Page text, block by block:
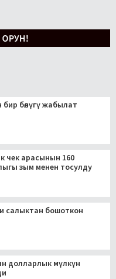
бир бөлүгү жабылат
чек арасынын 160
зым менен тосулду
салыктан бошоткон
долларлык мүлкүн